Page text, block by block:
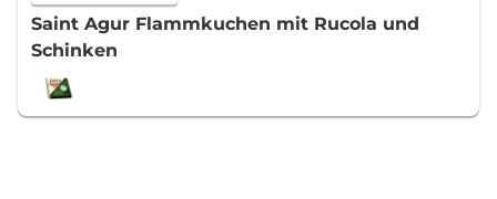
Saint Agur Flammkuchen mit Rucola und
Schinken